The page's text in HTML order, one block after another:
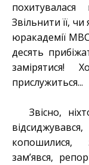
Звільнити її,
юракадемії
десять
прислужиться...
Звісно,
копошилися,
зам’явся,